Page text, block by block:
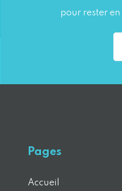
pour rester
Pages
Accueil